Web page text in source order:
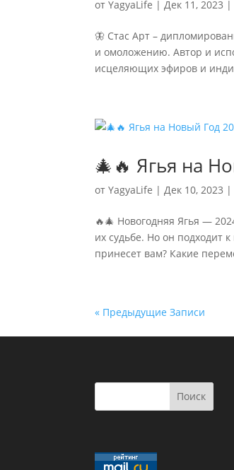
отYagyaLife |Дек 11, 2023
🦋 Стас Арт –
и омоложению. Автор и
исцеляющих эфиров и
🎄🔥 Ягья на
отYagyaLife |Дек 10, 2023 |
🔥🎄 Новогодняя Ягья —
их судьбе. Но он подходит
принесет вам? Какие
« Предыдущие Записи